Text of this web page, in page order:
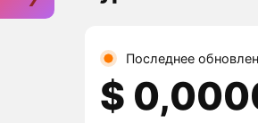
Последнее
$